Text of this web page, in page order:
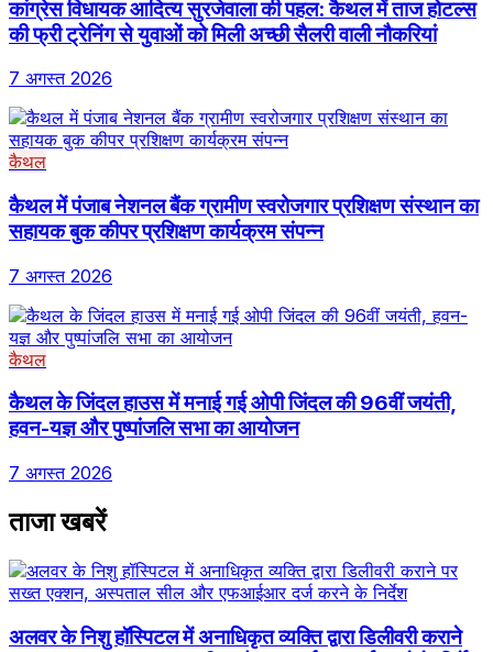
कांग्रेस विधायक आदित्य सुरजेवाला की पहल: कैथल में ताज होटल्स
की फ्री ट्रेनिंग से युवाओं को मिली अच्छी सैलरी वाली नौकरियां
7 अगस्त 2026
कैथल
कैथल में पंजाब नेशनल बैंक ग्रामीण स्वरोजगार प्रशिक्षण संस्थान का
सहायक बुक कीपर प्रशिक्षण कार्यक्रम संपन्न
7 अगस्त 2026
कैथल
कैथल के जिंदल हाउस में मनाई गई ओपी जिंदल की 96वीं जयंती,
हवन-यज्ञ और पुष्पांजलि सभा का आयोजन
7 अगस्त 2026
ताजा खबरें
अलवर के निशु हॉस्पिटल में अनाधिकृत व्यक्ति द्वारा डिलीवरी कराने